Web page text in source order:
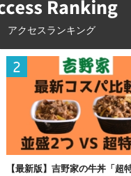
アクセスランキング
【最新版】吉野家の牛丼「超